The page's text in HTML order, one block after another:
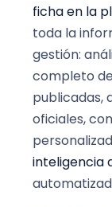
ficha en la
toda la
gestión:
completo
publicadas,
oficiales,
inteligencia